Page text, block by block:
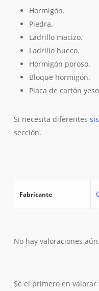
Hormigón.
Piedra.
Ladrillo macizo.
Ladrillo hueco.
Hormigón poroso.
Bloque hormigón.
Placa de cartón
Si necesita diferentes
sección.
Fabricante
No hay valoraciones aún.
Sé el primero en valorar